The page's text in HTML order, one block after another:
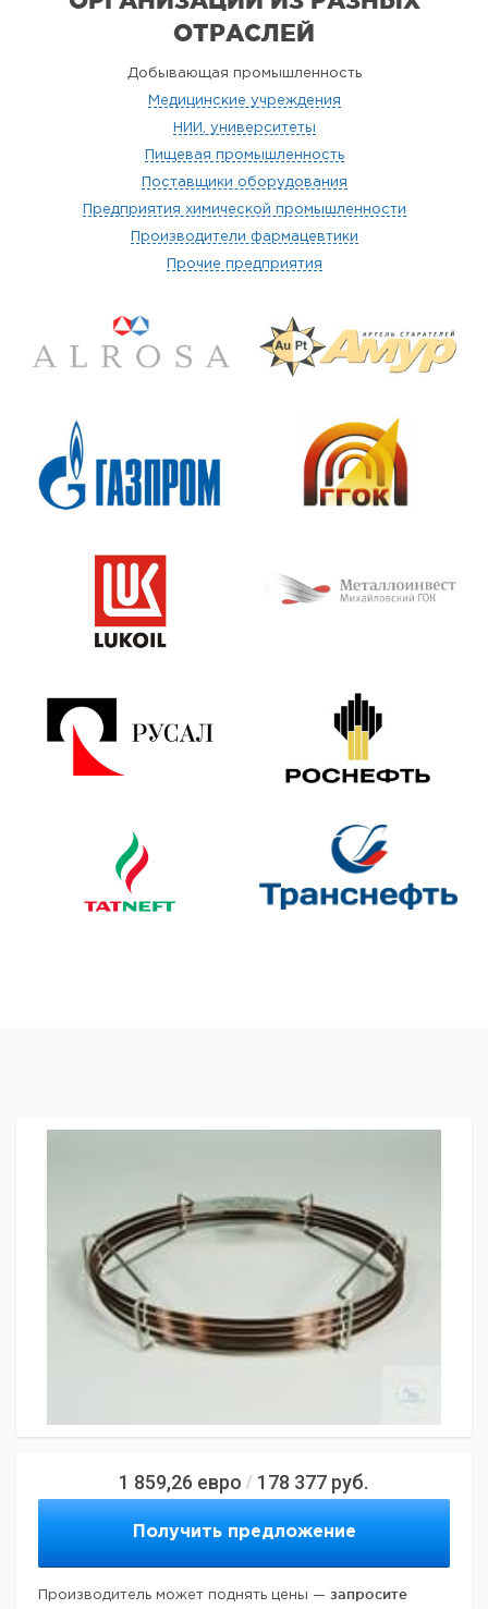
ОТРАСЛЕЙ
Добывающая промышленность
Медицинские учреждения
НИИ, университеты
Пищевая промышленность
Поставщики оборудования
Предприятия химической промышленности
Производители фармацевтики
Прочие предприятия
1 859,26 евро / 178 377 руб.
Получить предложение
Производитель может поднять цены — запросите